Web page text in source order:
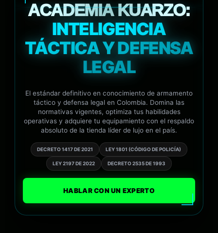
ACADEMIA KUARZO:
INTELIGENCIA
TÁCTICA Y DEFENSA
LEGAL
El estándar definitivo en conocimiento de armamento
táctico y defensa legal en Colombia. Domina las
normativas vigentes, optimiza tus habilidades
operativas y adquiere tu equipamiento con el respaldo
absoluto de la tienda líder de lujo en el país.
DECRETO 1417 DE 2021 LEY 1801 (CÓDIGO DE POLICÍA)
LEY 2197 DE 2022 DECRETO 2535 DE 1993
HABLAR CON UN EXPERTO